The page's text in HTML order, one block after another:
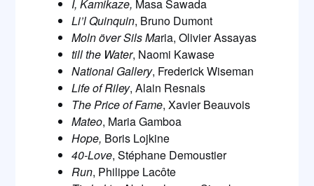
I, Kamikaze, Masa Sawada
Li’l Quinquin, Bruno Dumont
Moln över Sils Maria, Olivier Assayas
till the Water, Naomi Kawase
National Gallery, Frederick Wiseman
Life of Riley, Alain Resnais
The Price of Fame, Xavier Beauvois
Mateo, Maria Gamboa
Hope, Boris Lojkine
40-Love, Stéphane Demoustier
Run, Philippe Lacôte